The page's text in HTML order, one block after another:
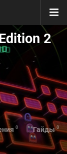
2
0 Гайды 0